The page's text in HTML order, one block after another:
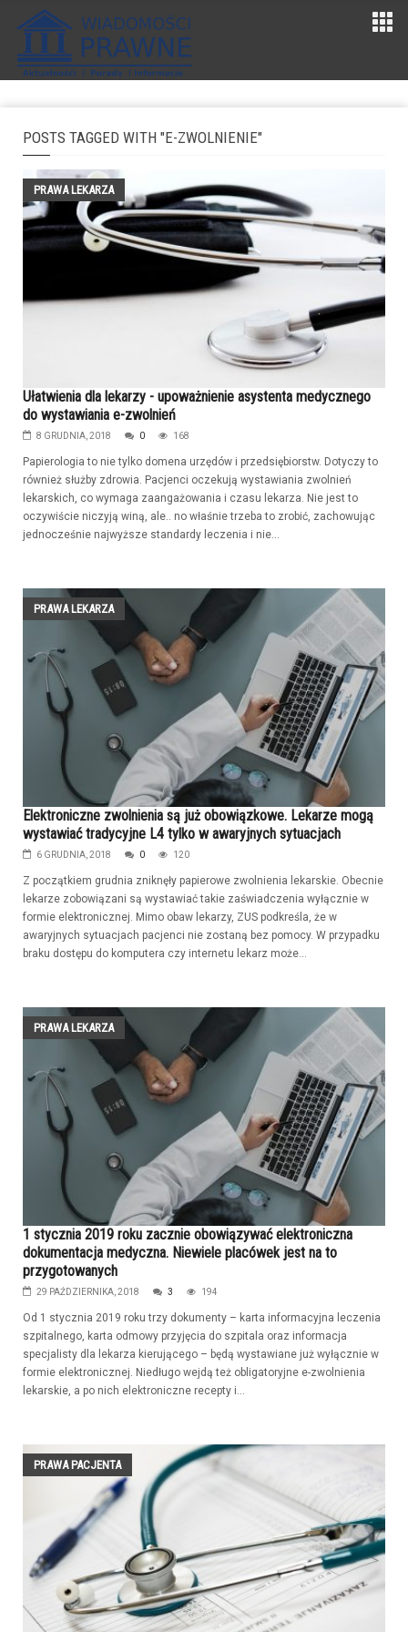
POSTS TAGGED WITH "E-ZWOLNIENIE"
PRAWA LEKARZA
Ułatwienia dla lekarzy - upoważnienie asystenta medycznego
do wystawiania e-zwolnień
8 GRUDNIA, 2018 0 168
Papierologia to nie tylko domena urzędów i przedsiębiorstw. Dotyczy to
również służby zdrowia. Pacjenci oczekują wystawiania zwolnień
lekarskich, co wymaga zaangażowania i czasu lekarza. Nie jest to
oczywiście niczyją winą, ale.. no właśnie trzeba to zrobić, zachowując
jednocześnie najwyższe standardy leczenia i nie...
PRAWA LEKARZA
Elektroniczne zwolnienia są już obowiązkowe. Lekarze mogą
wystawiać tradycyjne L4 tylko w awaryjnych sytuacjach
6 GRUDNIA, 2018 0 120
Z początkiem grudnia zniknęły papierowe zwolnienia lekarskie. Obecnie
lekarze zobowiązani są wystawiać takie zaświadczenia wyłącznie w
formie elektronicznej. Mimo obaw lekarzy, ZUS podkreśla, że w
awaryjnych sytuacjach pacjenci nie zostaną bez pomocy. W przypadku
braku dostępu do komputera czy internetu lekarz może...
PRAWA LEKARZA
1 stycznia 2019 roku zacznie obowiązywać elektroniczna
dokumentacja medyczna. Niewiele placówek jest na to
przygotowanych
29 PAŹDZIERNIKA, 2018 3 194
Od 1 stycznia 2019 roku trzy dokumenty – karta informacyjna leczenia
szpitalnego, karta odmowy przyjęcia do szpitala oraz informacja
specjalisty dla lekarza kierującego – będą wystawiane już wyłącznie w
formie elektronicznej. Niedługo wejdą też obligatoryjne e-zwolnienia
lekarskie, a po nich elektroniczne recepty i...
PRAWA PACJENTA